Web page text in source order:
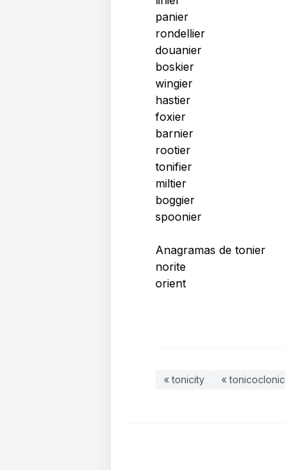
panier
rondellier
douanier
boskier
wingier
hastier
foxier
barnier
rootier
tonifier
miltier
boggier
spoonier
Anagramas de tonier
norite
orient
« tonicity « tonicoclonic